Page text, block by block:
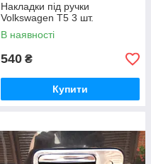
Накладки під ручки
Volkswagen T5 3 шт.
В наявності
540 ₴
Купити